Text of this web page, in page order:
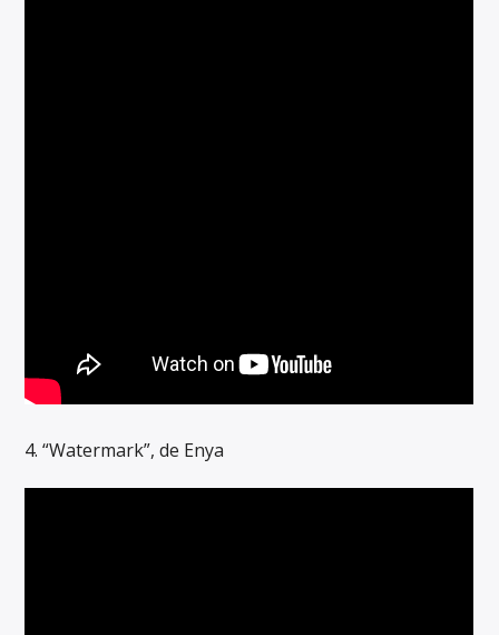
4. “Watermark”, de Enya